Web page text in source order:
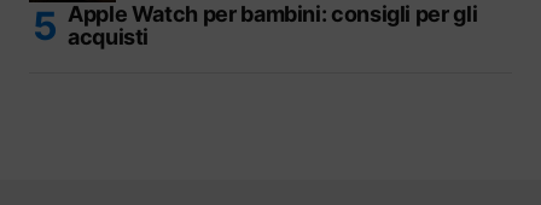
Apple Watch per bambini: consigli per gli
acquisti